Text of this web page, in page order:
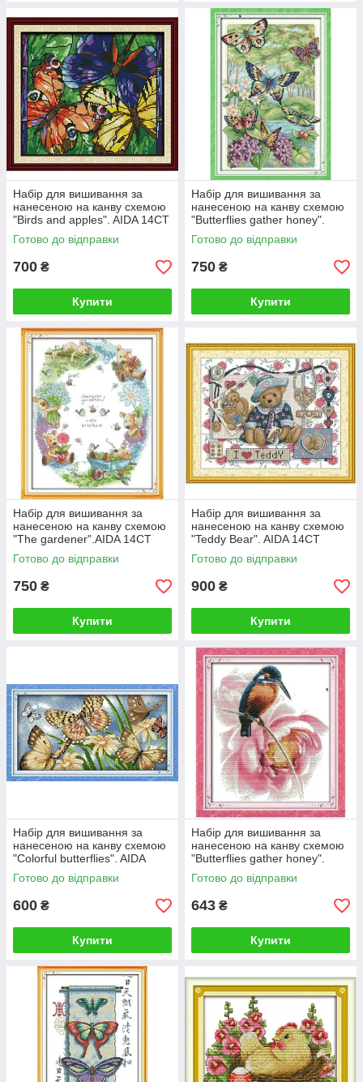
Набір для вишивання за
нанесеною на канву схемою
"Birds and apples". AIDA 14CT
printed 47*37 см
Готово до відправки
700 ₴
Купити
Набір для вишивання за
нанесеною на канву схемою
"Butterflies gather honey".
AIDA 14CT printed, 33*18 см
Готово до відправки
750 ₴
Купити
Набір для вишивання за
нанесеною на канву схемою
"The gardener".AIDA 14CT
printed, 38*47 см
Готово до відправки
750 ₴
Купити
Набір для вишивання за
нанесеною на канву схемою
"Teddy Bear". AIDA 14CT
printed 49*41 см
Готово до відправки
900 ₴
Купити
Набір для вишивання за
нанесеною на канву схемою
"Colorful butterflies". AIDA
14CT printed, 38*33 см
Готово до відправки
600 ₴
Купити
Набір для вишивання за
нанесеною на канву схемою
"Butterflies gather honey".
AIDA 14CT printed, 33*18 см
Готово до відправки
643 ₴
Купити